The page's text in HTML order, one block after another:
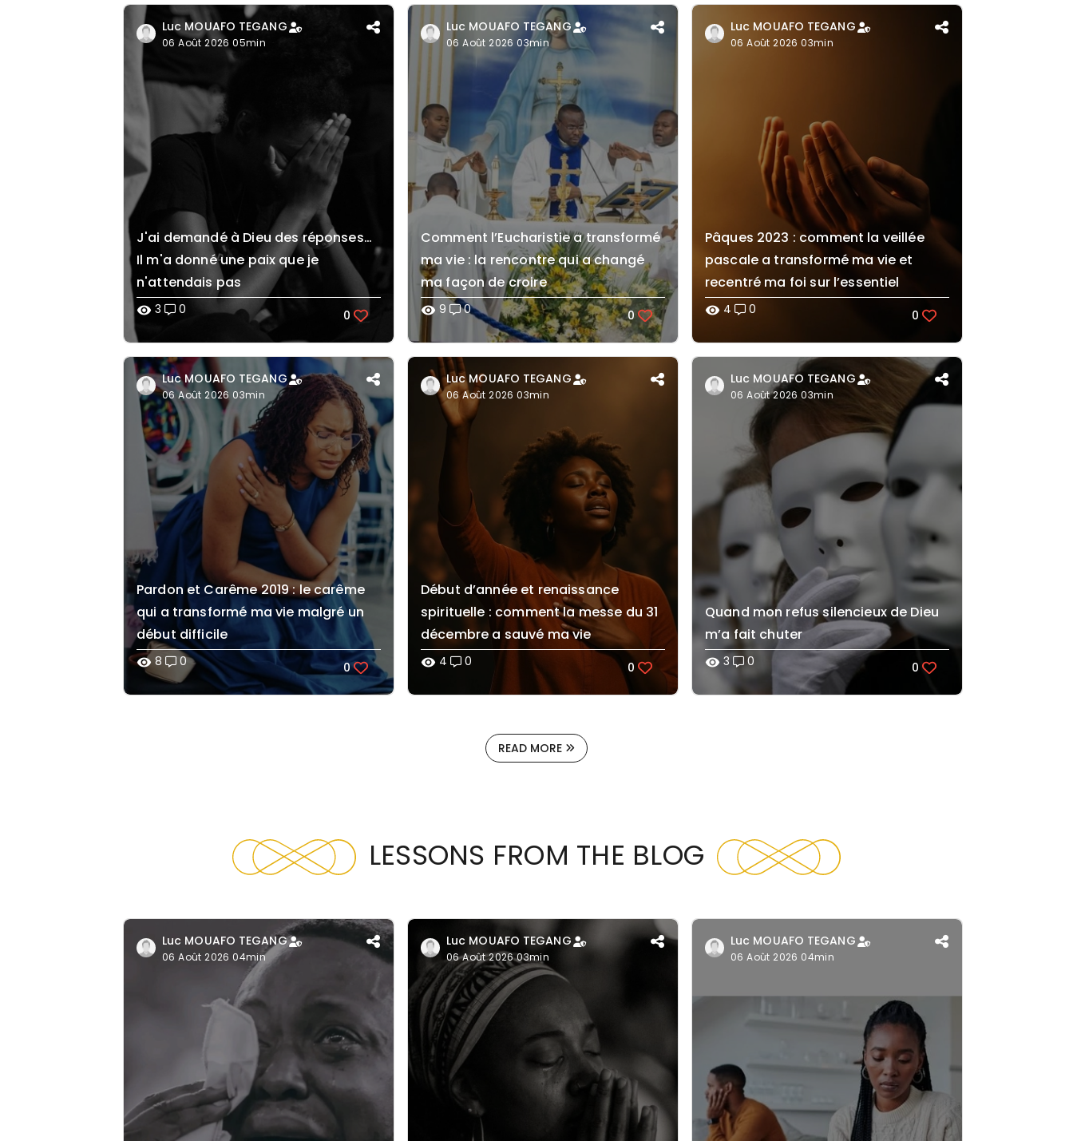
Luc MOUAFO TEGANG
06 Août 2026 05min
J'ai demandé à Dieu des réponses…
Il m'a donné une paix que je
n'attendais pas
visibility 3 0 0
Luc MOUAFO TEGANG
06 Août 2026 03min
Comment l’Eucharistie a transformé
ma vie : la rencontre qui a changé
ma façon de croire
visibility 9 0 0
Luc MOUAFO TEGANG
06 Août 2026 03min
Pâques 2023 : comment la veillée
pascale a transformé ma vie et
recentré ma foi sur l’essentiel
visibility4 0 0
Luc MOUAFO TEGANG
06 Août 2026 03min
Pardon et Carême 2019 : le carême
qui a transformé ma vie malgré un
début difficile
visibility 8 0 0
Luc MOUAFO TEGANG
06 Août 2026 03min
Début d’année et renaissance
spirituelle : comment la messe du 31
décembre a sauvé ma vie
visibility4 0 0
Luc MOUAFO TEGANG
06 Août 2026 03min
Quand mon refus silencieux de Dieu
m’a fait chuter
visibility 3 0 0
READ MORE
LESSONS FROM THE BLOG
Luc MOUAFO TEGANG
06 Août 2026 04min
Luc MOUAFO TEGANG
06 Août 2026 03min
Luc MOUAFO TEGANG
06 Août 2026 04min